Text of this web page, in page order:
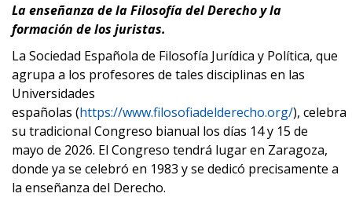
La enseñanza de la Filosofía del Derecho y la
formación de los juristas.
La Sociedad Española de Filosofía Jurídica y Política, que
agrupa a los profesores de tales disciplinas en las
Universidades
españolas (https://www.filosofiadelderecho.org/), celebra
su tradicional Congreso bianual los días 14 y 15 de
mayo de 2026. El Congreso tendrá lugar en Zaragoza,
donde ya se celebró en 1983 y se dedicó precisamente a
la enseñanza del Derecho.